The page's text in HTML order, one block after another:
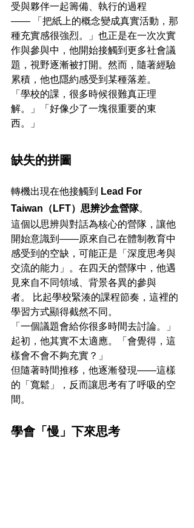
受與夥伴一起籌備、執行的過程
—— 「把紙上的概念變成真實活動，那
種充實感很強烈。」也正是在一次次實
作與參與中，他開始接觸到更多社會議
題，視野逐漸被打開。然而，隨著經驗
累積，他也隱約感受到某種落差。
「學校的課，很多時候很難真正理
解。」「好像少了一塊很重要的東
西。」
缺失的拼圖
轉機出現在他接觸到
Lead For
Taiwan（LFT）思辨沙盒營隊。
這個以思辨與對話為核心的營隊，讓他
開始意識到——原來自己在體制教育中
感受到的空缺，可能正是「深度思考與
交流的能力」。在四天的營隊中，他遇
見來自不同領域、背景各異的參與
者。 比起學校緊湊的課程節奏，這裡的
學習方式顯得截然不同。
「一個議題會給你很多時間去討論。」
起初，他其實不太適應。「會覺得，這
樣會不會不夠充實？」
但隨著時間推移，他逐漸發現——這樣
的「寬鬆」，反而讓思考有了呼吸的空
間。
學會「慢」下來思考